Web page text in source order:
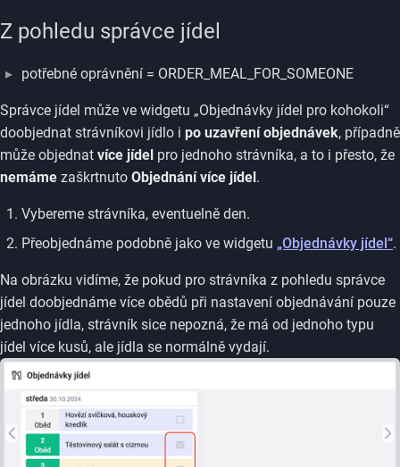
Z pohledu správce jídel
potřebné oprávnění = ORDER_MEAL_FOR_SOMEONE
Správce jídel může ve widgetu „Objednávky jídel pro kohokoli“
doobjednat strávníkovi jídlo i po uzavření objednávek, případně
může objednat více jídel pro jednoho strávníka, a to i přesto, že
nemáme zaškrtnuto Objednání více jídel.
Vybereme strávníka, eventuelně den.
Přeobjednáme podobně jako ve widgetu „Objednávky jídel“.
Na obrázku vidíme, že pokud pro strávníka z pohledu správce
jídel doobjednáme více obědů při nastavení objednávání pouze
jednoho jídla, strávník sice nepozná, že má od jednoho typu
jídel více kusů, ale jídla se normálně vydají.